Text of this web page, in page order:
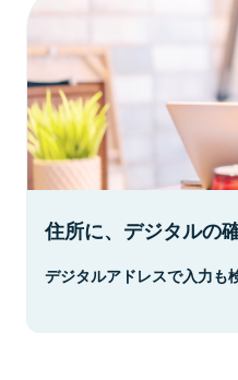
住所に、デジタルの
デジタルアドレスで入力も